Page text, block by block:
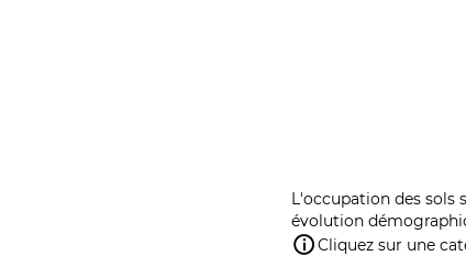
L'occupation des sols
évolution
Cliquez sur une